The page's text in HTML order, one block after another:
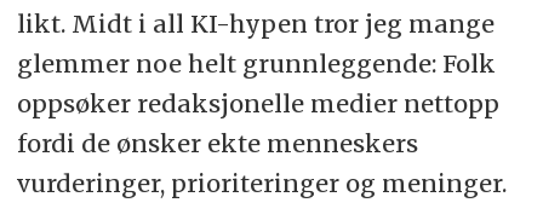
likt. Midt i all KI-hypen tror jeg mange
glemmer noe helt grunnleggende: Folk
oppsøker redaksjonelle medier nettopp
fordi de ønsker ekte menneskers
vurderinger, prioriteringer og meninger.